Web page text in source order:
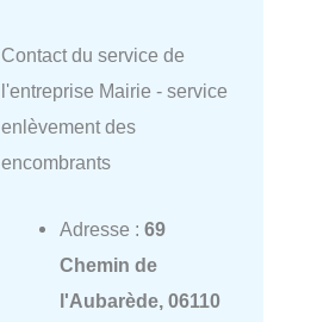
Contact du service de
l'entreprise Mairie - service
enlèvement des
encombrants
Adresse : 69
Chemin de
l'Aubarède, 06110